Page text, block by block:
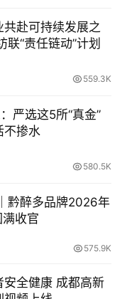
赴可持续发展之
联“责任链动”计划
559.3K
严选这5所“真金”
不掺水
580.5K
黔醉多品牌2026年
收官
575.9K
安全健康 成都高新